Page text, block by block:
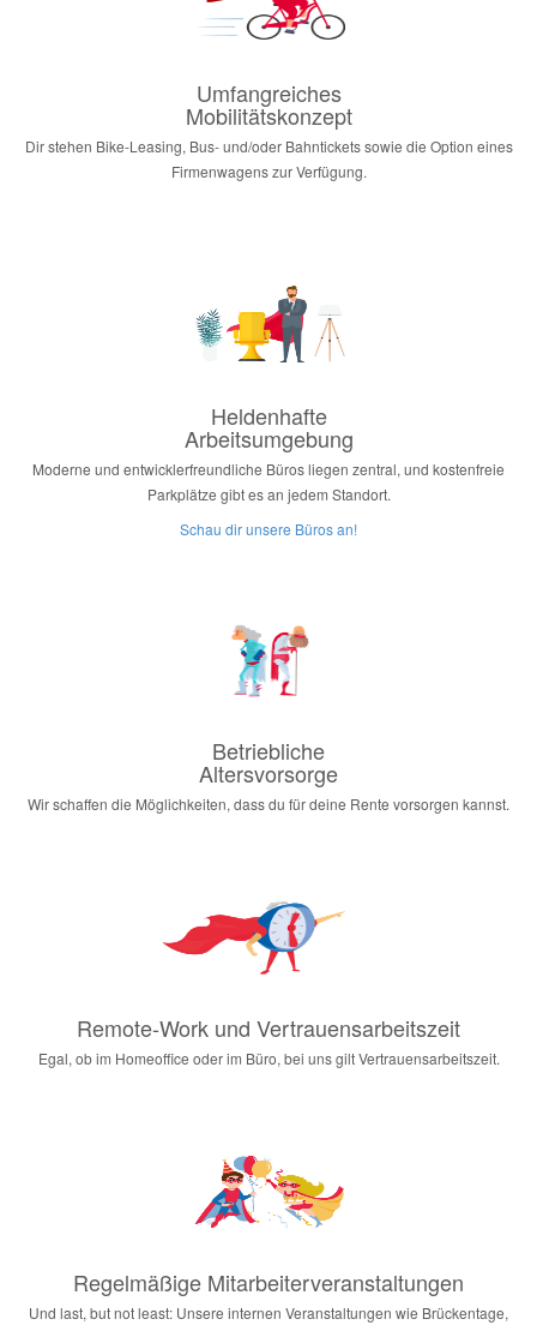
Umfangreiches
Mobilitätskonzept
Dir stehen Bike-Leasing, Bus- und/oder Bahntickets sowie die Option eines
Firmenwagens zur Verfügung.
Heldenhafte
Arbeitsumgebung
Moderne und entwicklerfreundliche Büros liegen zentral, und kostenfreie
Parkplätze gibt es an jedem Standort.
Schau dir unsere Büros an!
Betriebliche
Altersvorsorge
Wir schaffen die Möglichkeiten, dass du für deine Rente vorsorgen kannst.
Remote-Work und Vertrauensarbeitszeit
Egal, ob im Homeoffice oder im Büro, bei uns gilt Vertrauensarbeitszeit.
Regelmäßige Mitarbeiterveranstaltungen
Und last, but not least: Unsere internen Veranstaltungen wie Brückentage,